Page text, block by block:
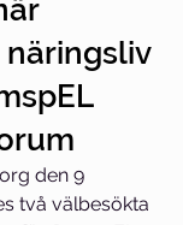
den 9
två välbesökta